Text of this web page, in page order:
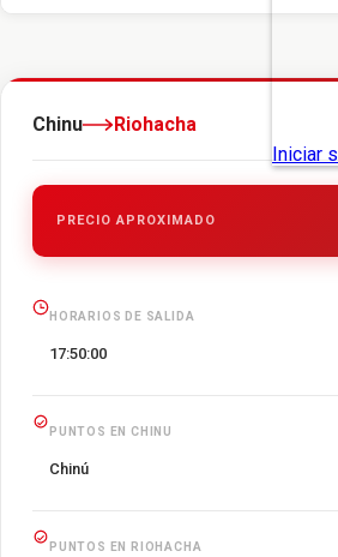
Chinu Riohacha
PRECIO APROXIMADO
HORARIOS DE SALIDA
17:50:00
PUNTOS EN CHINU
Chinú
PUNTOS EN RIOHACHA